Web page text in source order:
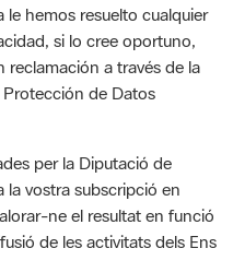
de Datos
per la Diputació de
vostra subscripció en
ne el resultat en funció
de les activitats dels Ens
farà cap cessió o
que podeu exercir els